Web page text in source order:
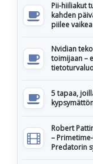
Pii-hiiliakut
kahden
piilee
Nvidian
toimijaan –
5 tapaa,
Robert
–
Predatorin